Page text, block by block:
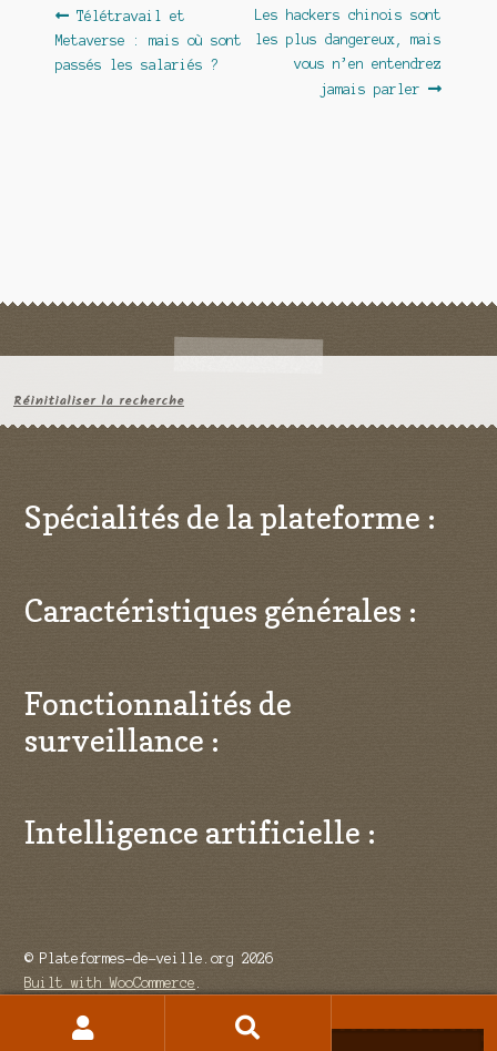
Navigation
de
Article
précédent :
Télétravail et
Metaverse : mais où sont
passés les salariés ?
Article
suivant :
Les hackers chinois sont
les plus dangereux, mais
vous n’en entendrez
jamais parler
Réinitialiser la recherche
Spécialités de la plateforme :
Caractéristiques générales :
Fonctionnalités de
surveillance :
Intelligence artificielle :
© Plateformes-de-veille.org 2026
Built with WooCommerce
Recherche